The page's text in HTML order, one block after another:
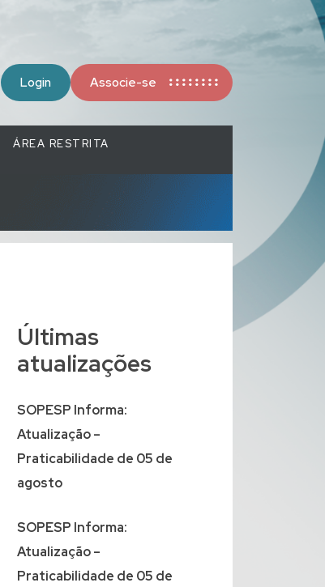
Login Associe-se
ÁREA RESTRITA
Últimas
atualizações
SOPESP Informa:
Atualização –
Praticabilidade de 05 de
agosto
SOPESP Informa:
Atualização –
Praticabilidade de 05 de